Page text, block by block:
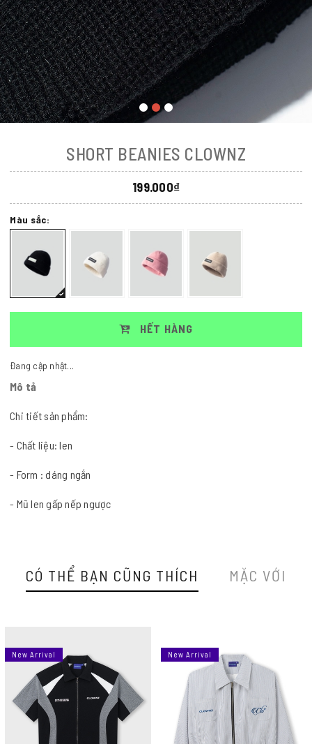
SHORT BEANIES CLOWNZ
199.000₫
Màu sắc:
HẾT HÀNG
Đang cập nhật...
Mô tả
Chi tiết sản phẩm:
- Chất liệu: len
- Form : dáng ngắn
- Mũ len gấp nếp ngược
CÓ THỂ BẠN CŨNG THÍCH MẶC VỚI
New Arrival New Arrival